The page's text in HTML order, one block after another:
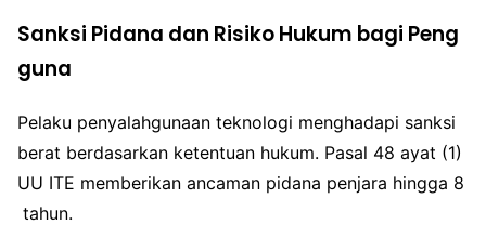
Sanksi Pidana dan Risiko Hukum bagi Peng
guna
Pelaku penyalahgunaan teknologi menghadapi sanksi
berat berdasarkan ketentuan hukum. Pasal 48 ayat (1)
UU ITE memberikan ancaman pidana penjara hingga 8
tahun.